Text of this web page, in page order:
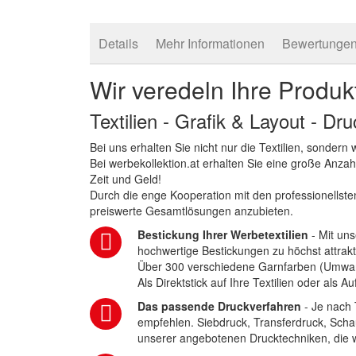
Details Mehr Informationen Bewertungen
Wir veredeln Ihre
Textilien - Grafik & Layout -
Bei uns erhalten Sie nicht nur die Textilien,
Bei werbekollektion.at erhalten Sie eine große
Zeit und Geld!
Durch die enge Kooperation mit den
preiswerte Gesamtlösungen anzubieten.
Bestickung Ihrer Werbetextilien - Mit
hochwertige Bestickungen zu höchst
Über 300 verschiedene Garnfarben
Als Direktstick auf Ihre Textilien oder als
Das passende Druckverfahren - Je nach
empfehlen. Siebdruck, Transferdruck,
unserer angebotenen Drucktechniken,